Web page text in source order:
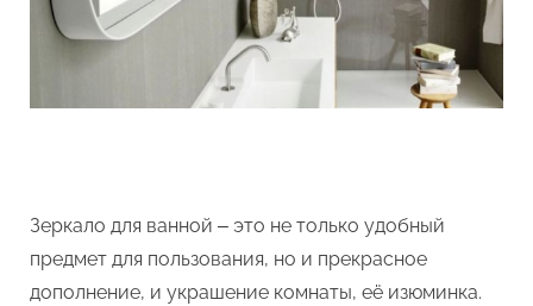
Зеркало для ванной ‒ это не только удобный
предмет для пользования, но и прекрасное
дополнение, и украшение комнаты, её изюминка.